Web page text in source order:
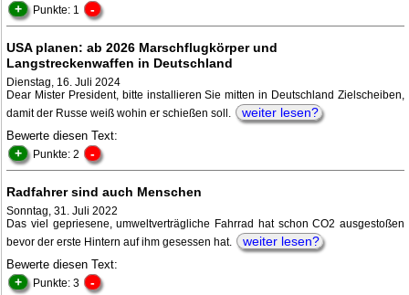
+ Punkte: 1 -
USA planen: ab 2026 Marschflugkörper und
Langstreckenwaffen in Deutschland
Dienstag, 16. Juli 2024
Dear Mister President, bitte installieren Sie mitten in Deutschland Zielscheiben,
damit der Russe weiß wohin er schießen soll.
weiter lesen?
Bewerte diesen Text:
+ Punkte: 2 -
Radfahrer sind auch Menschen
Sonntag, 31. Juli 2022
Das viel gepriesene, umweltverträgliche Fahrrad hat schon CO2 ausgestoßen
bevor der erste Hintern auf ihm gesessen hat.
weiter lesen?
Bewerte diesen Text:
+ Punkte: 3 -